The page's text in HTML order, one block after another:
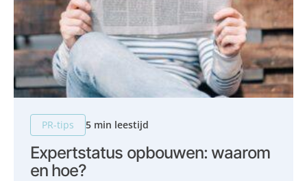
PR-tips 5 min leestijd
Expertstatus opbouwen: waarom
en hoe?